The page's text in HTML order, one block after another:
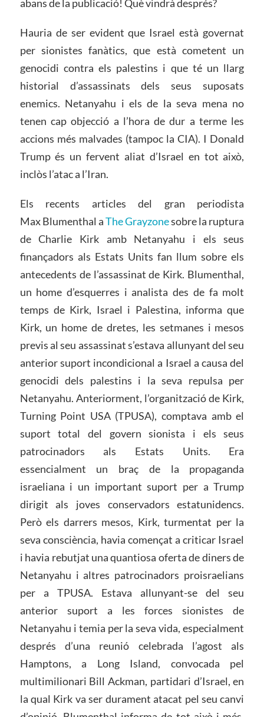
abans de la publicació! Què vindrà després?
Hauria de ser evident que Israel està governat
per sionistes fanàtics, que està cometent un
genocidi contra els palestins i que té un llarg
historial d’assassinats dels seus suposats
enemics. Netanyahu i els de la seva mena no
tenen cap objecció a l’hora de dur a terme les
accions més malvades (tampoc la CIA). I Donald
Trump és un fervent aliat d’Israel en tot això,
inclòs l’atac a l’Iran.
Els recents articles del gran periodista
Max Blumenthal aThe Grayzonesobre la ruptura
de Charlie Kirk amb Netanyahu i els seus
finançadors als Estats Units fan llum sobre els
antecedents de l’assassinat de Kirk. Blumenthal,
un home d’esquerres i analista des de fa molt
temps de Kirk, Israel i Palestina, informa que
Kirk, un home de dretes, les setmanes i mesos
previs al seu assassinat s’estava allunyant del seu
anterior suport incondicional a Israel a causa del
genocidi dels palestins i la seva repulsa per
Netanyahu. Anteriorment, l’organització de Kirk,
Turning Point USA (TPUSA), comptava amb el
suport total del govern sionista i els seus
patrocinadors als Estats Units. Era
essencialment un braç de la propaganda
israeliana i un important suport per a Trump
dirigit als joves conservadors estatunidencs.
Però els darrers mesos, Kirk, turmentat per la
seva consciència, havia començat a criticar Israel
i havia rebutjat una quantiosa oferta de diners de
Netanyahu i altres patrocinadors proisraelians
per a TPUSA. Estava allunyant-se del seu
anterior suport a les forces sionistes de
Netanyahu i temia per la seva vida, especialment
després d’una reunió celebrada l’agost als
Hamptons, a Long Island, convocada pel
multimilionari Bill Ackman, partidari d’Israel, en
la qual Kirk va ser durament atacat pel seu canvi